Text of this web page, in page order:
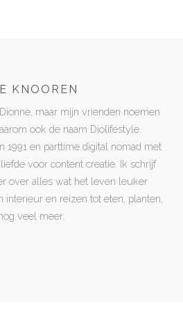
KNOOREN
maar mijn vrienden noemen
ook de naam Diolifestyle.
1991 en parttime digital nomad met
voor content creatie. Ik schrijf
over alles wat het leven leuker
interieur en reizen tot eten, planten,
veel meer.